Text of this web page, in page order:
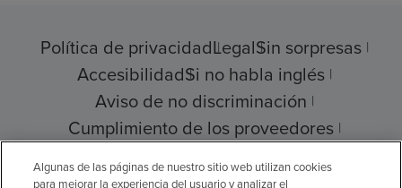
Política de privacidadLegalSin sorpresas
AccesibilidadSi no habla inglés
Aviso de no discriminación
Cumplimiento de los proveedores
Transparencia de precios
Algunas de las páginas de nuestro sitio web utilizan cookies
para mejorar la experiencia del usuario y analizar el